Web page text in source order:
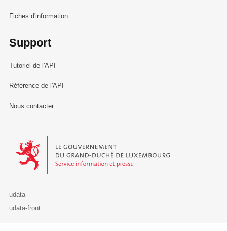
Fiches d'information
Support
Tutoriel de l'API
Référence de l'API
Nous contacter
Le Gouvernement du Grand-Duché de Luxembourg - Service
udata
udata-front